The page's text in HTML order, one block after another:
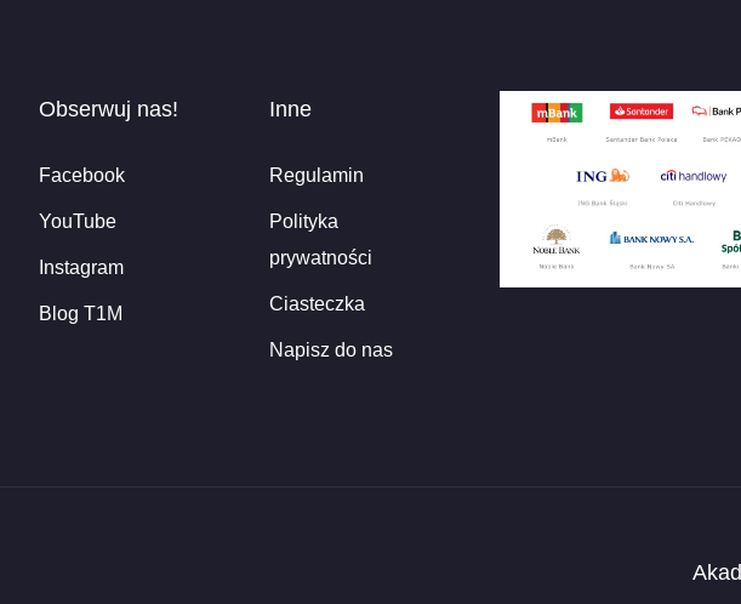
Obserwuj nas!
Facebook
YouTube
Instagram
Blog T1M
Inne
Regulamin
Polityka
prywatności
Ciasteczka
Napisz do nas